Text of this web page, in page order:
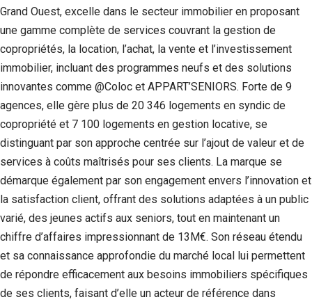
Grand Ouest, excelle dans le secteur immobilier en proposant
une gamme complète de services couvrant la gestion de
copropriétés, la location, l’achat, la vente et l’investissement
immobilier, incluant des programmes neufs et des solutions
innovantes comme @Coloc et APPART’SENIORS. Forte de 9
agences, elle gère plus de 20 346 logements en syndic de
copropriété et 7 100 logements en gestion locative, se
distinguant par son approche centrée sur l’ajout de valeur et de
services à coûts maîtrisés pour ses clients. La marque se
démarque également par son engagement envers l’innovation et
la satisfaction client, offrant des solutions adaptées à un public
varié, des jeunes actifs aux seniors, tout en maintenant un
chiffre d’affaires impressionnant de 13M€. Son réseau étendu
et sa connaissance approfondie du marché local lui permettent
de répondre efficacement aux besoins immobiliers spécifiques
de ses clients, faisant d’elle un acteur de référence dans